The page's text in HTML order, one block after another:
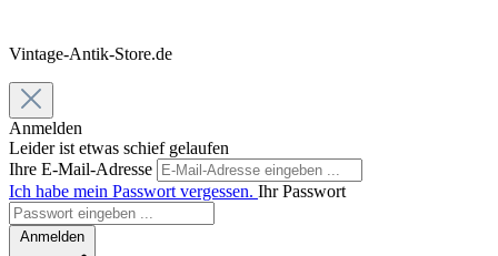
Vintage-Antik-Store.de
Anmelden
Leider ist etwas schief gelaufen
Ihre E-Mail-Adresse
Ich habe mein Passwort vergessen. Ihr Passwort
Anmelden